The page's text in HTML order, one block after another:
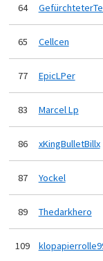
64
65 Cellcen
77 EpicLPer
83 Marcel Lp
86 xKingBulletBillx
87 Yockel
89 Thedarkhero
109